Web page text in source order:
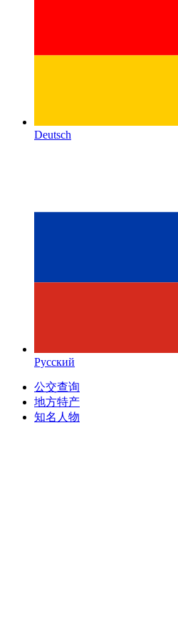
Deutsch
Русский
公交查询
地方特产
知名人物